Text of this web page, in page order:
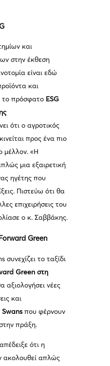
και
στην έκθεση
είναι εδώ
και
το πρόσφατο ESG
ότι ο αγροτικός
προς ένα πιο
μέλλον. «Η
μια εξαιρετική
ηγέτης που
Πιστεύω ότι θα
επιχειρήσεις του
ο κ. Σαββάκης.
Green
το ταξίδι
Green στη
αξιολογήσει νέες
και
που φέρνουν
πράξη.
απέδειξε ότι η
ακολουθεί απλώς